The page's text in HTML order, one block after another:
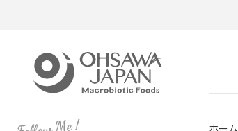
ホーム